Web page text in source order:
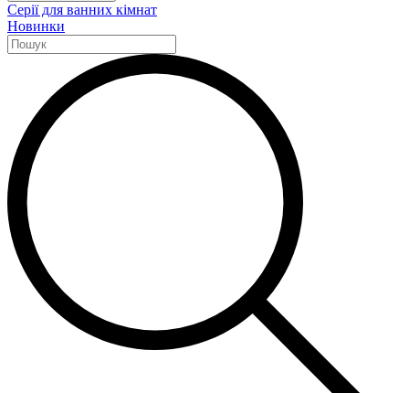
Серії для ванних кімнат
Новинки